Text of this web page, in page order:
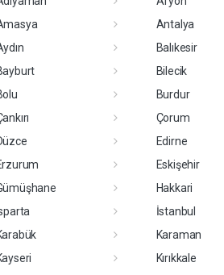
Antalya
Balıkesir
Bilecik
Burdur
Çorum
Edirne
Eskişehir
Hakkari
İstanbul
Karaman
Kırıkkale